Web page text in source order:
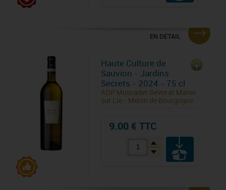
EN DÉTAIL
Haute Culture de
Sauvion - Jardins
Secrets - 2024 - 75 cl
AOP Muscadet Sèvre et Maine
sur Lie - Melon de Bourgogne
9.00 € TTC